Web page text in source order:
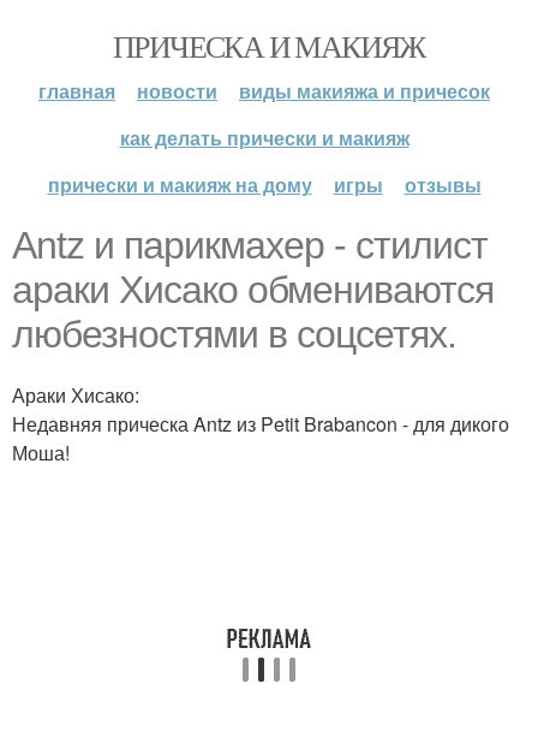
ПРИЧЕСКА И МАКИЯЖ
главная новости
виды макияжа и причесок
как делать прически и макияж
прически и макияж на дому
игры отзывы
Antz и парикмахер - стилист
араки Хисако обмениваются
любезностями в соцсетях.
Араки Хисако:
Недавняя прическа Antz из Petit Brabancon - для дикого
Моша!